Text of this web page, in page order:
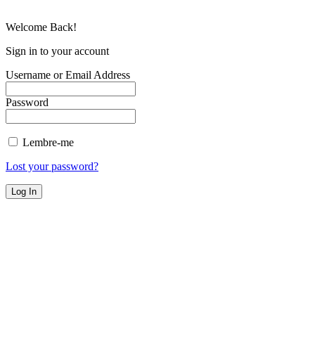
Welcome Back!
Sign in to your account
Username or Email Address
Password
Lembre-me
Lost your password?